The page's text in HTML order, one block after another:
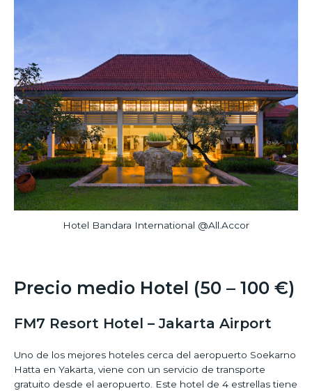
Hotel Bandara International @All.Accor
Precio medio Hotel (50 – 100 €)
FM7 Resort Hotel – Jakarta Airport
Uno de los mejores hoteles cerca del aeropuerto Soekarno
Hatta en Yakarta, viene con un servicio de transporte
gratuito desde el aeropuerto. Este hotel de 4 estrellas tiene